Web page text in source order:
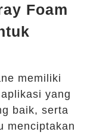
Foam
memiliki
yang
baik, serta
menciptakan